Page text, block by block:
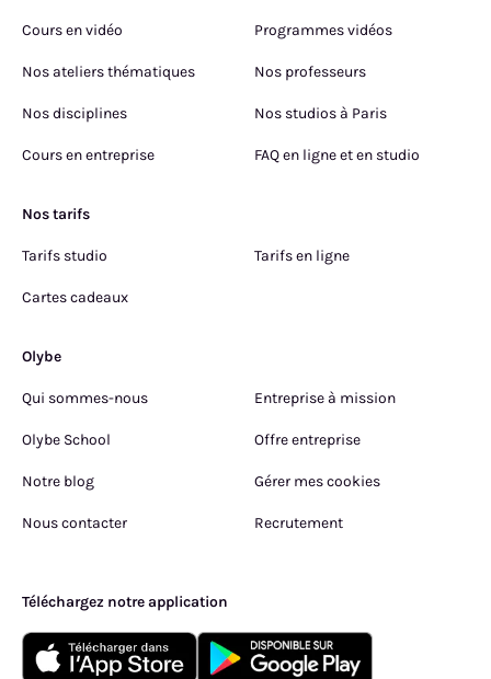
Cours en vidéo Programmes vidéos
Nos ateliers thématiques Nos professeurs
Nos disciplines Nos studios à Paris
Cours en entreprise FAQ en ligne et en studio
Nos tarifs
Tarifs studio Tarifs en ligne
Cartes cadeaux
Olybe
Qui sommes-nous Entreprise à mission
Olybe School Offre entreprise
Notre blog Gérer mes cookies
Nous contacter Recrutement
Téléchargez notre application